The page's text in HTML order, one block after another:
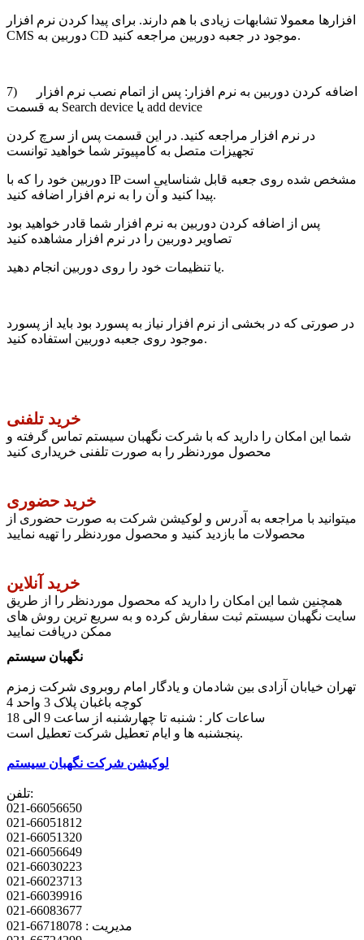
افزارها معمولا تشابهات زیادی با هم دارند. برای پیدا کردن نرم افزار
CMS دوربین به CD موجود در جعبه دوربین مراجعه کنید.
7) اضافه کردن دوربین به نرم افزار: پس از اتمام نصب نرم افزار
به قسمت Search device یا add device
در نرم افزار مراجعه کنید. در این قسمت پس از سرچ کردن
تجهیزات متصل به کامپیوتر شما خواهید توانست
دوربین خود را که با IP مشخص شده روی جعبه قابل شناسایی است
پیدا کنید و آن را به نرم افزار اضافه کنید.
پس از اضافه کردن دوربین به نرم افزار شما قادر خواهید بود
تصاویر دوربین را در نرم افزار مشاهده کنید
یا تنظیمات خود را روی دوربین انجام دهید.
در صورتی که در بخشی از نرم افزار نیاز به پسورد بود باید از پسورد
موجود روی جعبه دوربین استفاده کنید.
خرید تلفنی
شما این امکان را دارید که با شرکت نگهبان سیستم تماس گرفته و
محصول موردنظر را به صورت تلفنی خریداری کنید
خرید حضوری
میتوانید با مراجعه به آدرس و لوکیشن شرکت به صورت حضوری از
محصولات ما بازدید کنید و محصول موردنظر را تهیه نمایید
خرید آنلاین
همچنین شما این امکان را دارید که محصول موردنظر را از طریق
سایت نگهبان سیستم ثبت سفارش کرده و به سریع ترین روش های
ممکن دریافت نمایید
نگهبان سیستم
تهران خیابان آزادی بین شادمان و یادگار امام روبروی شرکت زمزم
کوچه باغبان پلاک 3 واحد 4
پنجشنبه ها و ایام تعطیل شرکت تعطیل است.
لوکیشن شرکت نگهبان سیستم
تلفن:
021-66056650
021-66051812
021-66051320
021-66056649
021-66030223
021-66023713
021-66039916
021-66083677
مدیریت : 66718078-021